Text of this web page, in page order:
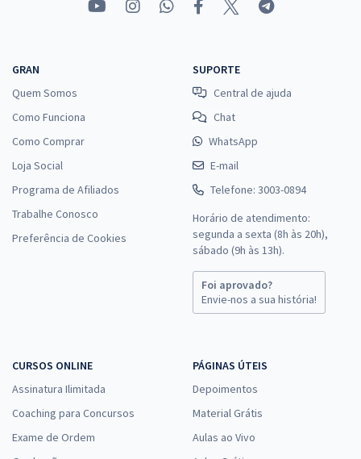
GRAN
Quem Somos
Como Funciona
Como Comprar
Loja Social
Programa de Afiliados
Trabalhe Conosco
Preferência de Cookies
SUPORTE
Central de ajuda
Chat
WhatsApp
E-mail
Telefone: 3003-0894
Horário de atendimento:
segunda a sexta (8h às 20h),
sábado (9h às 13h).
Foi aprovado?
Envie-nos a sua história!
CURSOS ONLINE
Assinatura Ilimitada
Coaching para Concursos
Exame de Ordem
PÁGINAS ÚTEIS
Depoimentos
Material Grátis
Aulas ao Vivo